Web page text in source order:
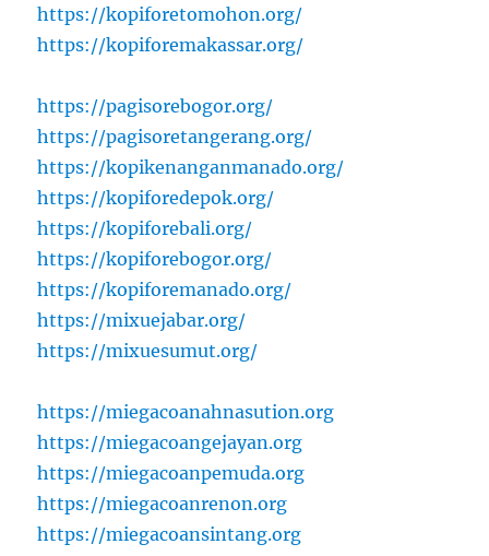
https://kopiforetomohon.org/
https://kopiforemakassar.org/
https://pagisorebogor.org/
https://pagisoretangerang.org/
https://kopikenanganmanado.org/
https://kopiforedepok.org/
https://kopiforebali.org/
https://kopiforebogor.org/
https://kopiforemanado.org/
https://mixuejabar.org/
https://mixuesumut.org/
https://miegacoanahnasution.org
https://miegacoangejayan.org
https://miegacoanpemuda.org
https://miegacoanrenon.org
https://miegacoansintang.org